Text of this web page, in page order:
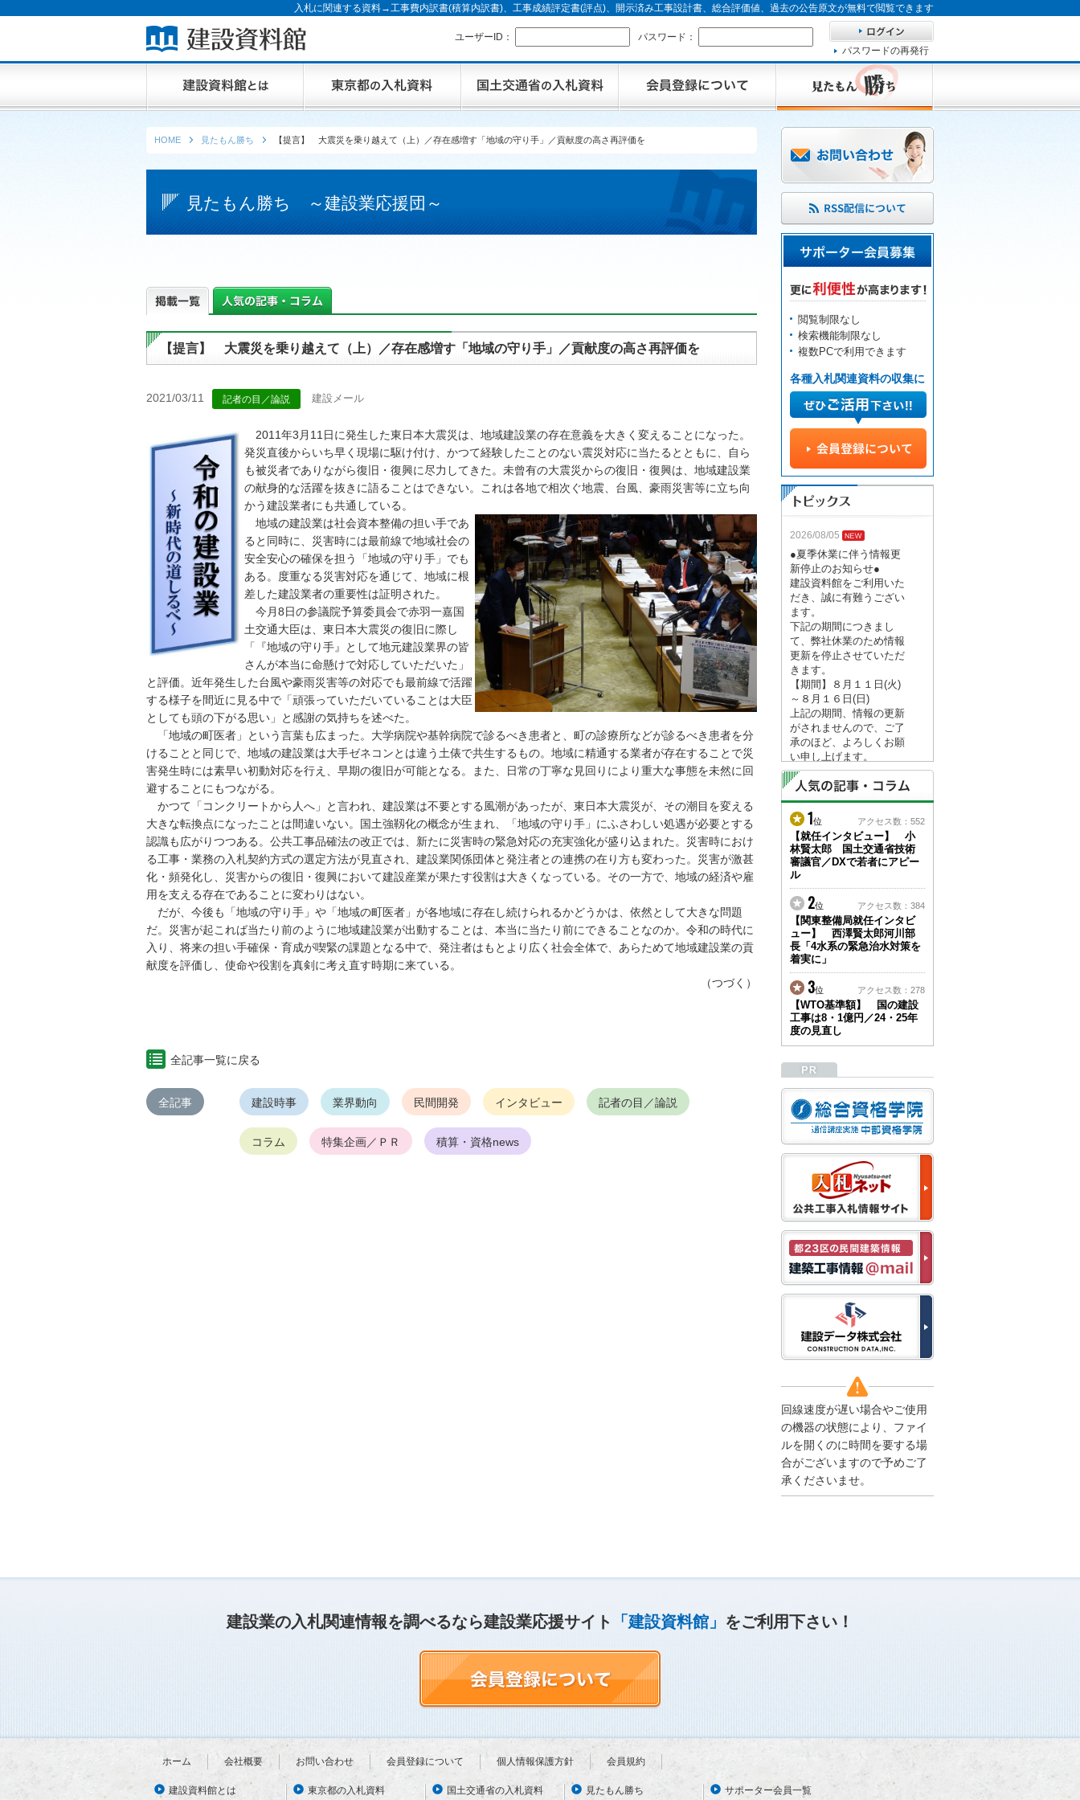
入札に関連する資料→工事費内訳書(積算内訳書)、工事成績評定書(評点)、開示済み工事設計書、総合評価値、過去の公告原文が無料で閲覧できます
ユーザーID：
パスワード：
パスワードの再発行
HOME 見たもん勝ち 【提言】 大震災を乗り越えて（上）／存在感増す「地域の守り手」／貢献度の高さ再評価を
見たもん勝ち ～建設業応援団～
【提言】 大震災を乗り越えて（上）／存在感増す「地域の守り手」／貢献度の高さ再評価を
2021/03/11 記者の目／論説 建設メール
2011年3月11日に発生した東日本大震災は、地域建設業の存在意義を大きく変えることになった。
発災直後からいち早く現場に駆け付け、かつて経験したことのない震災対応に当たるとともに、自ら
も被災者でありながら復旧・復興に尽力してきた。未曾有の大震災からの復旧・復興は、地域建設業
の献身的な活躍を抜きに語ることはできない。これは各地で相次ぐ地震、台風、豪雨災害等に立ち向
かう建設業者にも共通している。
地域の建設業は社会資本整備の担い手であ
ると同時に、災害時には最前線で地域社会の
安全安心の確保を担う「地域の守り手」でも
ある。度重なる災害対応を通じて、地域に根
差した建設業者の重要性は証明された。
今月8日の参議院予算委員会で赤羽一嘉国
土交通大臣は、東日本大震災の復旧に際し
「『地域の守り手』として地元建設業界の皆
さんが本当に命懸けで対応していただいた」
と評価。近年発生した台風や豪雨災害等の対応でも最前線で活躍
する様子を間近に見る中で「頑張っていただいていることは大臣
としても頭の下がる思い」と感謝の気持ちを述べた。
「地域の町医者」という言葉も広まった。大学病院や基幹病院で診るべき患者と、町の診療所などが診るべき患者を分
けることと同じで、地域の建設業は大手ゼネコンとは違う土俵で共生するもの。地域に精通する業者が存在することで災
害発生時には素早い初動対応を行え、早期の復旧が可能となる。また、日常の丁寧な見回りにより重大な事態を未然に回
避することにもつながる。
かつて「コンクリートから人へ」と言われ、建設業は不要とする風潮があったが、東日本大震災が、その潮目を変える
大きな転換点になったことは間違いない。国土強靱化の概念が生まれ、「地域の守り手」にふさわしい処遇が必要とする
認識も広がりつつある。公共工事品確法の改正では、新たに災害時の緊急対応の充実強化が盛り込まれた。災害時におけ
る工事・業務の入札契約方式の選定方法が見直され、建設業関係団体と発注者との連携の在り方も変わった。災害が激甚
化・頻発化し、災害からの復旧・復興において建設産業が果たす役割は大きくなっている。その一方で、地域の経済や雇
用を支える存在であることに変わりはない。
だが、今後も「地域の守り手」や「地域の町医者」が各地域に存在し続けられるかどうかは、依然として大きな問題
だ。災害が起これば当たり前のように地域建設業が出動することは、本当に当たり前にできることなのか。令和の時代に
入り、将来の担い手確保・育成が喫緊の課題となる中で、発注者はもとより広く社会全体で、あらためて地域建設業の貢
献度を評価し、使命や役割を真剣に考え直す時期に来ている。
（つづく）
全記事一覧に戻る
全記事 建設時事 業界動向 民間開発 インタビュー 記者の目／論説
コラム 特集企画／ＰＲ 積算・資格news
閲覧制限なし
検索機能制限なし
複数PCで利用できます
各種入札関連資料の収集に
2026/08/05
●夏季休業に伴う情報更
新停止のお知らせ●
建設資料館をご利用いた
だき、誠に有難うござい
ます。
下記の期間につきまし
て、弊社休業のため情報
更新を停止させていただ
きます。
【期間】８月１１日(火)
～８月１６日(日)
上記の期間、情報の更新
がされませんので、ご了
承のほど、よろしくお願
い申し上げます。
なお、情報は８月１７日
(月)より登録されます。
2026/04/23
●ゴールデンウィークに
伴う情報更新停止のお知
らせ(05/02～05/10)●
ユーザー各位
建設資料館をご利用いた
だき、誠に有難うござい
ます。
下記の期間につきまし
て、弊社休業のため情報
更新を停止させていただ
きます。
【期間】５月２日(土)～
５月１０日(日)
上記の期間、情報の更新
がされませんので、ご了
い申し上げます。
から通常通り運営いたし
ます。
2025/12/22
●年末年始に伴う情報更
新停止のお知らせ●
建設資料館をご利用いた
だき、誠に有難うござい
ます。
下記の期間につきまし
て、弊社休業のため情報
更新を停止させていただ
きます。
【期間】１２月２７日
(土)～１月４日(日)
上記の期間、情報の更新
がされませんので、ご了
承のほど、よろしくお願
なお、情報は１月５日
(月)より登録されます。
2025/08/04
●夏季休業に伴う情報更
新停止のお知らせ●
建設資料館をご利用いた
だき、誠に有難うござい
がされませんので、ご了
承のほど、よろしくお願
伴う情報更新停止のお知
らせ(04/26～04/29、05/0
ユーザー各位
1位 アクセス数：552
【就任インタビュー】 小
林賢太郎 国土交通省技術
審議官／DXで若者にアピー
ル
2位 アクセス数：384
【関東整備局就任インタビ
ュー】 西澤賢太郎河川部
長「4水系の緊急治水対策を
着実に」
3位 アクセス数：278
【WTO基準額】 国の建設
工事は8・1億円／24・25年
度の見直し
回線速度が遅い場合やご使用
の機器の状態により、ファイ
ルを開くのに時間を要する場
合がございますので予めご了
承くださいませ。
建設業の入札関連情報を調べるなら建設業応援サイト 「建設資料館」 をご利用下さい！
ホーム 会社概要 お問い合わせ 会員登録について 個人情報保護方針 会員規約
建設資料館とは 東京都の入札資料 国土交通省の入札資料 見たもん勝ち サポーター会員一覧